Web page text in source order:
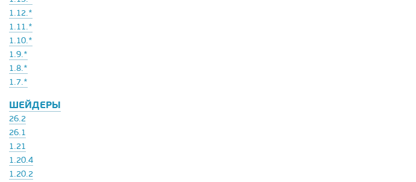
1.12.*
1.11.*
1.10.*
1.9.*
1.8.*
1.7.*
ШЕЙДЕРЫ
26.2
26.1
1.21
1.20.4
1.20.2